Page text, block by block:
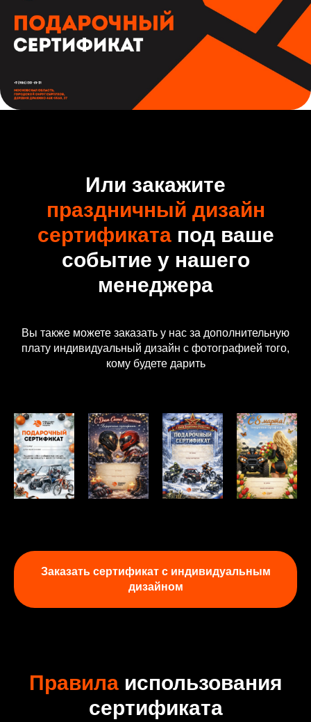
Или закажите
праздничный дизайн
сертификата под ваше
событие у нашего
менеджера
Вы также можете заказать у нас за дополнительную
плату индивидуальный дизайн с фотографией того,
кому будете дарить
Заказать сертификат с индивидуальным
дизайном
Правила использования
сертификата